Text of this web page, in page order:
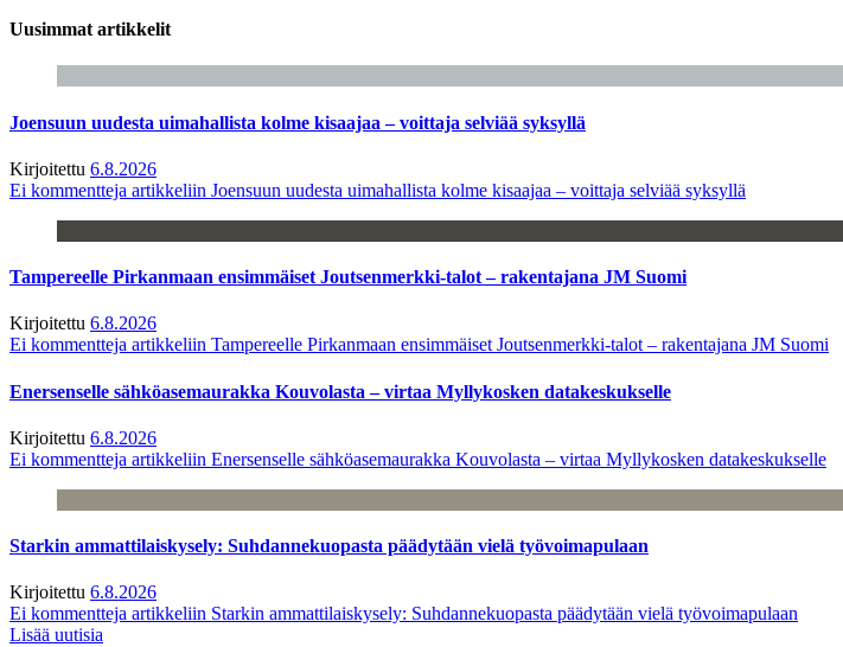
Uusimmat artikkelit
Joensuun uudesta uimahallista kolme kisaajaa – voittaja selviää syksyllä
Kirjoitettu 6.8.2026
Ei kommentteja artikkeliin Joensuun uudesta uimahallista kolme kisaajaa – voittaja selviää syksyllä
Tampereelle Pirkanmaan ensimmäiset Joutsenmerkki-talot – rakentajana JM Suomi
Kirjoitettu 6.8.2026
Ei kommentteja artikkeliin Tampereelle Pirkanmaan ensimmäiset Joutsenmerkki-talot – rakentajana JM Suomi
Enersenselle sähköasemaurakka Kouvolasta – virtaa Myllykosken datakeskukselle
Kirjoitettu 6.8.2026
Ei kommentteja artikkeliin Enersenselle sähköasemaurakka Kouvolasta – virtaa Myllykosken datakeskukselle
Starkin ammattilaiskysely: Suhdannekuopasta päädytään vielä työvoimapulaan
Kirjoitettu 6.8.2026
Ei kommentteja artikkeliin Starkin ammattilaiskysely: Suhdannekuopasta päädytään vielä työvoimapulaan
Lisää uutisia